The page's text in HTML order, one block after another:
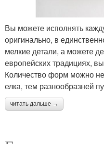
Вы можете исполнять
оригинально, в
мелкие детали, а можете
европейских традициях,
Количество форм можно
елка, тем разнообразней
читать дальше →